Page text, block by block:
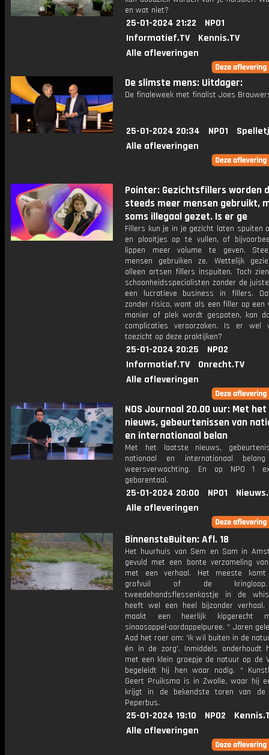
en wat niet?
25-01-2024 21:22
NPO1
Informatief.TV
Kennis.TV
Alle afleveringen
De slimste mens: Uitdager:
De finaleweek met finalist Joes
25-01-2024 20:34 NPO1
Alle afleveringen
Pointer: Gezichtsfillers worden
steeds meer mensen gebruikt,
soms illegaal gezet. Is er ge
Fillers kun je in je gezicht laten spuiten
en plooitjes op te vullen, of
lippen meer volume te geven.
mensen gebruiken ze. Wettelijk
alleen artsen fillers inspuiten. Toch
schoonheidsspecialisten zonder de
een lucratieve business in fillers.
zonder risico, want als een filler op een
manier of plek wordt gespoten, kan
complicaties veroorzaken. Is er wel
toezicht op deze praktijken?
25-01-2024 20:25
NPO2
Informatief.TV
Onrecht.TV
Alle afleveringen
NOS Journaal 20.00 uur: Met
nieuws, gebeurtenissen van
en internationaal belan
Met het laatste nieuws,
nationaal en internationaal
weersverwachting. En op NPO 1
gebarentaal.
25-01-2024 20:00 NPO1
Alle afleveringen
BinnensteBuiten: Afl. 18
Het huurhuis van Sem en Sam in
gevuld met een bonte verzameling
met een verhaal. Het meeste
grofvuil of de
tweedehandsflessenkastje in de
heeft wel een heel bijzonder verhaal.
maakt een heerlijk kipgerecht
sinaasappel-aardappelpuree. * Jaren
Aad het roer om: 'Ik wil buiten in de
én in de zorg'. Inmiddels onderhoudt
met een klein groepje de natuur op de
begeleidt hij hen waar nodig. *
Geert Pruiksma is in Zwolle, waar hij
krijgt in de bekendste toren van
Peperbus.
25-01-2024 19:10 NPO2
Alle afleveringen